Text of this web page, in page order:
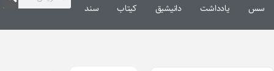
سس یادداشت دانیشیق کیتاب سند